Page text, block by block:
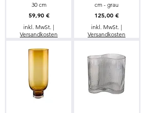
30 cm
Preis
59,90 €
inkl. MwSt. |
Versandkosten
cm - grau
Preis
125,00 €
inkl. MwSt. |
Versandkosten